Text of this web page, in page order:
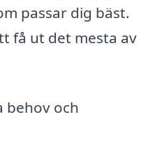
passar dig bäst.
få ut det mesta av
behov och